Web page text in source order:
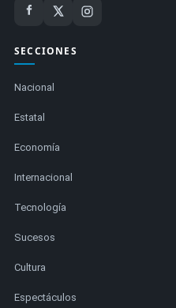
SECCIONES
Nacional
Estatal
Economía
Internacional
Tecnología
Sucesos
Cultura
Espectáculos